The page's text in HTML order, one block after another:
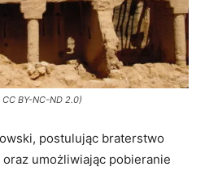
CC BY-NC-ND 2.0)
postulując braterstwo
umożliwiając pobieranie